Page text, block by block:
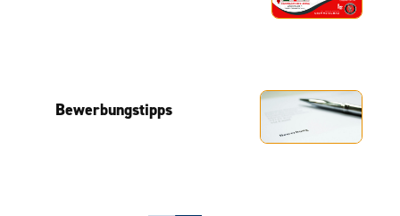
Bewerbungstipps